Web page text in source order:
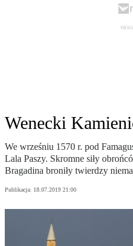
Wenecki
We wrześniu 1570 r. pod
Lala Paszy. Skromne siły
Bragadina broniły twierdzy
Publikacja: 18.07.2019 21:00